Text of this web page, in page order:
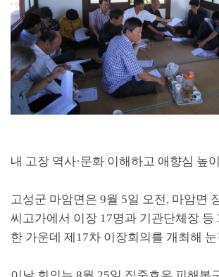
내 고장 역사·문화 이해하고 애향심 높
고성군 마암면은 9월 5일 오전, 마암면
씨고가에서 이장 17명과 기관단체장 등
한 가운데 제 17차 이장회의를 개최해